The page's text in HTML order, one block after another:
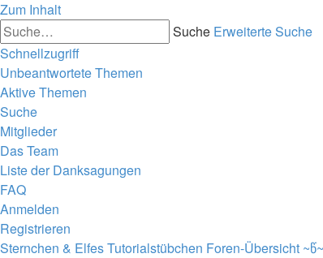
Zum Inhalt
Suche Erweiterte Suche
Schnellzugriff
Unbeantwortete Themen
Aktive Themen
Suche
Mitglieder
Das Team
Liste der Danksagungen
FAQ
Anmelden
Registrieren
Sternchen & Elfes Tutorialstübchen Foren-Übersicht